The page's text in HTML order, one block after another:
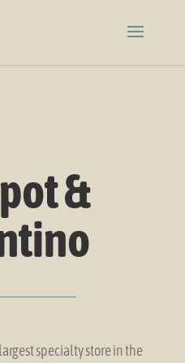
&
specialty store in the